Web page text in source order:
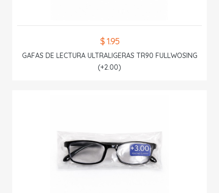
$ 1.95
GAFAS DE LECTURA ULTRALIGERAS TR90 FULLWOSING
(+2.00)